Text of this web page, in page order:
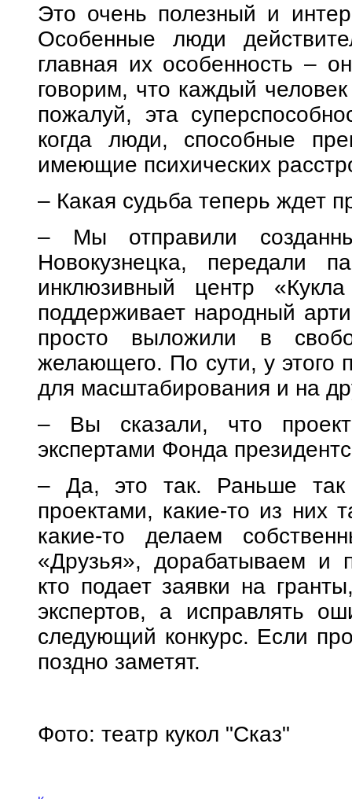
Это очень полезный и
Особенные люди
главная их особенность –
говорим, что каждый
пожалуй, эта
когда люди, способные
имеющие психических
– Какая судьба теперь ждет
– Мы отправили
Новокузнецка, передали
инклюзивный центр
поддерживает народный
просто выложили в
желающего. По сути, у этого
для масштабирования и на
– Вы сказали, что
экспертами Фонда
– Да, это так. Раньше
проектами, какие-то из них
какие-то делаем
«Друзья», дорабатываем
кто подает заявки на
экспертов, а исправлять
следующий конкурс. Если
поздно заметят.
Фото: театр кукол "Сказ"